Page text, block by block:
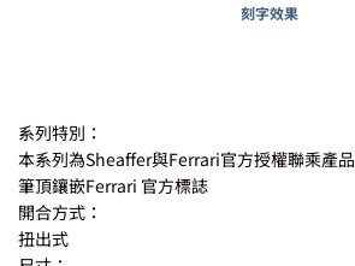
刻字效果
系列特別：
本系列為Sheaffer與Ferrari官方授權聯乘產品
筆頂鑲嵌Ferrari 官方標誌
開合方式：
扭出式